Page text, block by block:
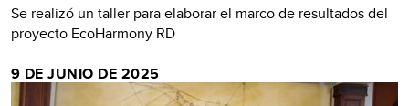
Se realizó un taller para elaborar el marco de resultados del
proyecto EcoHarmony RD
9 DE JUNIO DE 2025